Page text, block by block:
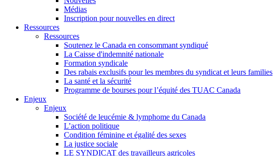
Médias
Inscription pour nouvelles en direct
Ressources
Ressources
Soutenez le Canada en consommant syndiqué
La Caisse d'indemnité nationale
Formation syndicale
Des rabais exclusifs pour les membres du syndicat et leurs families
La santé et la sécurité
Programme de bourses pour l’équité des TUAC Canada
Enjeux
Enjeux
Société de leucémie & lymphome du Canada
L’action politique
Condition féminine et égalité des sexes
La justice sociale
LE SYNDICAT des travailleurs agricoles